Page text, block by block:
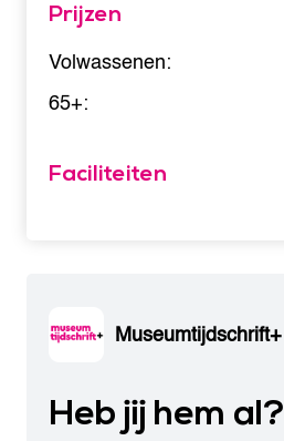
Prijzen
Volwassenen:
65+:
Faciliteiten
Museumtijdschrift+
Heb jij hem al?